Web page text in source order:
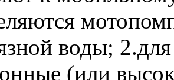
воды;
(или